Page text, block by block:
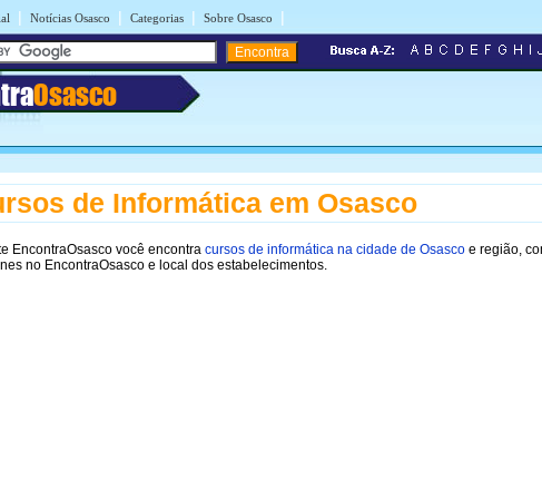
| Notícias Osasco | Categorias | Sobre Osasco |
Osasco
de Informática em Osasco
EncontraOsasco você encontra cursos de informática na cidade de Osasco e região,
no EncontraOsasco e local dos estabelecimentos.